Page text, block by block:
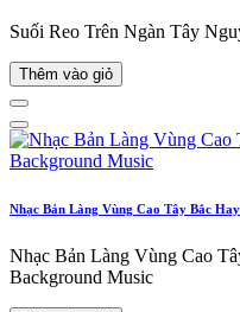
Suối Reo Trên Ngàn Tây
Thêm vào giỏ
Nhạc Bản Làng Vùng Cao Tây Bắc
Nhạc Bản Làng Vùng Cao
Background Music